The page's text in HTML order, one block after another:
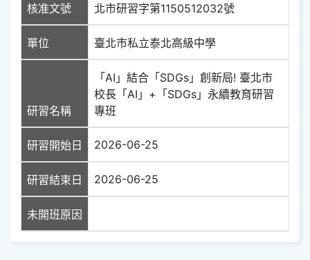
核准文號 北市研習字第1150512032號
單位 臺北市私立泰北高級中學
研習名稱
「AI」結合「SDGs」創新局! 臺北市
校長「AI」+「SDGs」永續教育研習
專班
研習開始日 2026-06-25
研習結束日 2026-06-25
未開班原因